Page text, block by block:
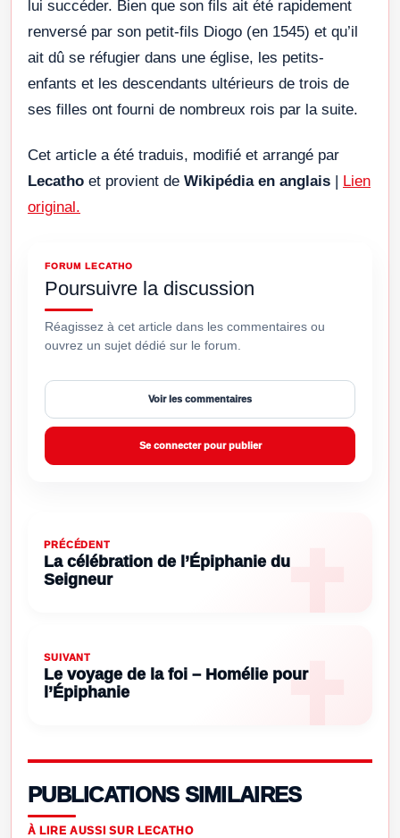
lui succéder. Bien que son fils ait été rapidement
renversé par son petit-fils Diogo (en 1545) et qu’il
ait dû se réfugier dans une église, les petits-
enfants et les descendants ultérieurs de trois de
ses filles ont fourni de nombreux rois par la suite.
Cet article a été traduis, modifié et arrangé par
Lecatho et provient de Wikipédia en anglais | Lien
original.
FORUM LECATHO
Poursuivre la discussion
Réagissez à cet article dans les commentaires ou
ouvrez un sujet dédié sur le forum.
Voir les commentaires
Se connecter pour publier
PRÉCÉDENT
La célébration de l’Épiphanie du
Seigneur
SUIVANT
Le voyage de la foi – Homélie pour
l’Épiphanie
PUBLICATIONS SIMILAIRES
À LIRE AUSSI SUR LECATHO